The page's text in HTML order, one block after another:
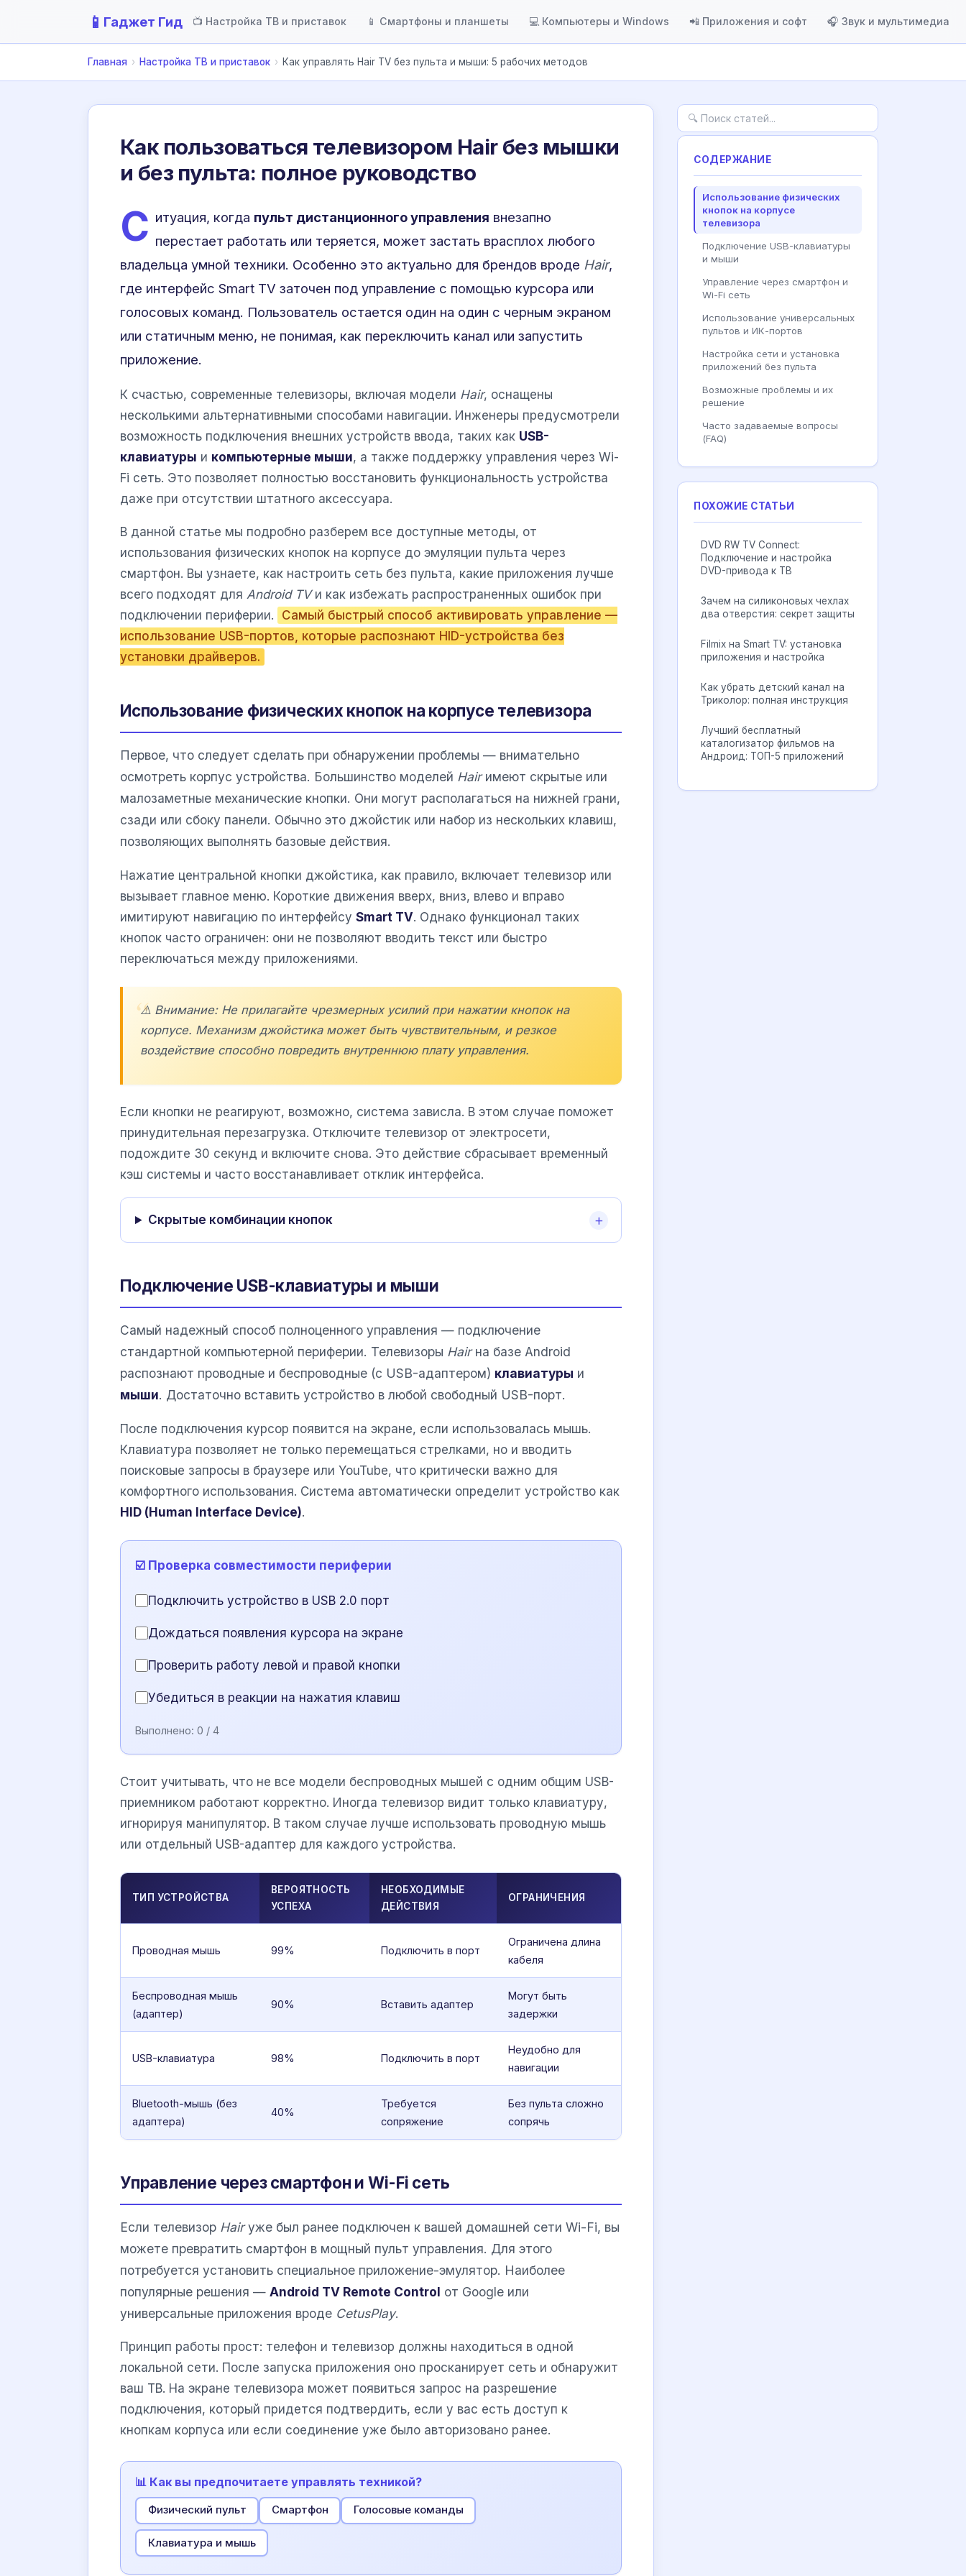
📱 Гаджет Гид 📺 Настройка ТВ и приставок 📱 Смартфоны и планшеты 💻 Компьютеры и Windows 📲 Приложения и софт 🎧 Звук и мультимедиа
Главная › Настройка ТВ и приставок › Как управлять Hair TV без пульта и мыши: 5 рабочих методов
Как пользоваться телевизором Hair без мышки
и без пульта: полное руководство
С итуация, когда пульт дистанционного управления внезапно
перестает работать или теряется, может застать врасплох любого
владельца умной техники. Особенно это актуально для брендов вроде Hair,
где интерфейс Smart TV заточен под управление с помощью курсора или
голосовых команд. Пользователь остается один на один с черным экраном
или статичным меню, не понимая, как переключить канал или запустить
приложение.
К счастью, современные телевизоры, включая модели Hair, оснащены
несколькими альтернативными способами навигации. Инженеры предусмотрели
возможность подключения внешних устройств ввода, таких как USB-
клавиатуры и компьютерные мыши, а также поддержку управления через Wi-
Fi сеть. Это позволяет полностью восстановить функциональность устройства
даже при отсутствии штатного аксессуара.
В данной статье мы подробно разберем все доступные методы, от
использования физических кнопок на корпусе до эмуляции пульта через
смартфон. Вы узнаете, как настроить сеть без пульта, какие приложения лучше
всего подходят для Android TVи как избежать распространенных ошибок при
подключении периферии.
Самый быстрый способ активировать управление —
использование USB-портов, которые распознают HID-устройства без
установки драйверов.
Использование физических кнопок на корпусе телевизора
Первое, что следует сделать при обнаружении проблемы — внимательно
осмотреть корпус устройства. Большинство моделей Hairимеют скрытые или
малозаметные механические кнопки. Они могут располагаться на нижней грани,
сзади или сбоку панели. Обычно это джойстик или набор из нескольких клавиш,
позволяющих выполнять базовые действия.
Нажатие центральной кнопки джойстика, как правило, включает телевизор или
вызывает главное меню. Короткие движения вверх, вниз, влево и вправо
имитируют навигацию по интерфейсу Smart TV. Однако функционал таких
кнопок часто ограничен: они не позволяют вводить текст или быстро
переключаться между приложениями.
⚠️ Внимание: Не прилагайте чрезмерных усилий при нажатии кнопок на
корпусе. Механизм джойстика может быть чувствительным, и резкое
воздействие способно повредить внутреннюю плату управления.
Если кнопки не реагируют, возможно, система зависла. В этом случае поможет
принудительная перезагрузка. Отключите телевизор от электросети,
подождите 30 секунд и включите снова. Это действие сбрасывает временный
кэш системы и часто восстанавливает отклик интерфейса.
Скрытые комбинации кнопок
Подключение USB-клавиатуры и мыши
Самый надежный способ полноценного управления — подключение
стандартной компьютерной периферии. Телевизоры Hairна базе Android
распознают проводные и беспроводные (с USB-адаптером) клавиатуры и
мыши. Достаточно вставить устройство в любой свободный USB-порт.
После подключения курсор появится на экране, если использовалась мышь.
Клавиатура позволяет не только перемещаться стрелками, но и вводить
поисковые запросы в браузере или YouTube, что критически важно для
комфортного использования. Система автоматически определит устройство как
HID (Human Interface Device).
☑️ Проверка совместимости периферии
Подключить устройство в USB 2.0 порт
Дождаться появления курсора на экране
Проверить работу левой и правой кнопки
Убедиться в реакции на нажатия клавиш
Выполнено: 0 / 4
Стоит учитывать, что не все модели беспроводных мышей с одним общим USB-
приемником работают корректно. Иногда телевизор видит только клавиатуру,
игнорируя манипулятор. В таком случае лучше использовать проводную мышь
или отдельный USB-адаптер для каждого устройства.
ТИП УСТРОЙСТВА
ВЕРОЯТНОСТЬ
УСПЕХА
НЕОБХОДИМЫЕ
ДЕЙСТВИЯ
ОГРАНИЧЕНИЯ
Проводная мышь 99% Подключить в порт
Ограничена длина
кабеля
Беспроводная мышь
(адаптер)
90% Вставить адаптер
Могут быть
задержки
USB-клавиатура 98% Подключить в порт
Неудобно для
навигации
Bluetooth-мышь (без
адаптера)
40%
Требуется
сопряжение
Без пульта сложно
сопрячь
Управление через смартфон и Wi-Fi сеть
Если телевизор Hairуже был ранее подключен к вашей домашней сети Wi-Fi, вы
можете превратить смартфон в мощный пульт управления. Для этого
потребуется установить специальное приложение-эмулятор. Наиболее
популярные решения — Android TV Remote Control от Google или
универсальные приложения вроде CetusPlay.
Принцип работы прост: телефон и телевизор должны находиться в одной
локальной сети. После запуска приложения оно просканирует сеть и обнаружит
ваш ТВ. На экране телевизора может появиться запрос на разрешение
подключения, который придется подтвердить, если у вас есть доступ к
кнопкам корпуса или если соединение уже было авторизовано ранее.
📊 Как вы предпочитаете управлять техникой?
Физический пульт Смартфон Голосовые команды
Клавиатура и мышь
СОДЕРЖАНИЕ
Использование физических
кнопок на корпусе
телевизора
Подключение USB-клавиатуры
и мыши
Управление через смартфон и
Wi-Fi сеть
Использование универсальных
пультов и ИК-портов
Настройка сети и установка
приложений без пульта
Возможные проблемы и их
решение
Часто задаваемые вопросы
(FAQ)
ПОХОЖИЕ СТАТЬИ
DVD RW TV Connect:
Подключение и настройка
DVD-привода к ТВ
Зачем на силиконовых чехлах
два отверстия: секрет защиты
Filmix на Smart TV: установка
приложения и настройка
Как убрать детский канал на
Триколор: полная инструкция
Лучший бесплатный
каталогизатор фильмов на
Андроид: ТОП-5 приложений